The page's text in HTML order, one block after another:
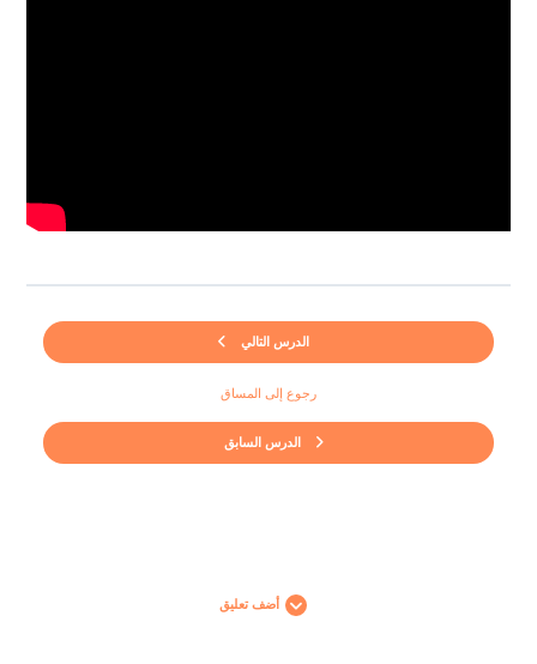
الدرس السابق
رجوع إلى المساق
الدرس التالي
أضف تعليق